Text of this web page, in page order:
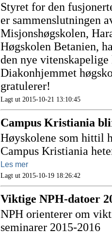
Styret for den
er sammenslutningen
Misjonshøgskolen,
Høgskolen Betanien,
den nye
Diakonhjemmet
gratulerer!
Lagt ut 2015-10-21 13:10:45
Campus Kristiania
Høyskolene som hittil
Campus Kristiania
Les mer
Lagt ut 2015-10-19 18:26:42
Viktige NPH-datoer
NPH orienterer om
seminarer 2015-2016